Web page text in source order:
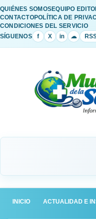
QUIÉNES SOMOSEQUIPO
CONTACTOPOLÍTICA DE
CONDICIONES DEL SERVICIO
SÍGUENOS
f X in ☁
INICIO ACTUALIDAD E